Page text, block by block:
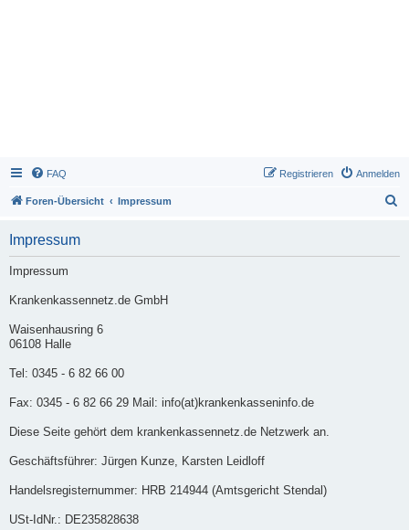
FAQ Anmelden
Registrieren
Foren-Übersicht Impressum
Impressum
Impressum
Krankenkassennetz.de GmbH
Waisenhausring 6
06108 Halle
Tel: 0345 - 6 82 66 00
Fax: 0345 - 6 82 66 29 Mail: info(at)krankenkasseninfo.de
Diese Seite gehört dem krankenkassennetz.de Netzwerk an.
Geschäftsführer: Jürgen Kunze, Karsten Leidloff
Handelsregisternummer: HRB 214944 (Amtsgericht Stendal)
USt-IdNr.: DE235828638